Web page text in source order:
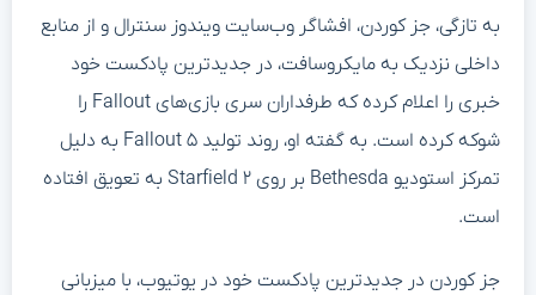
به تازگی، جز کوردن، افشاگر وب‌سایت ویندوز سنترال و از منابع
داخلی نزدیک به مایکروسافت، در جدیدترین پادکست خود
خبری را اعلام کرده که طرفداران سری بازی‌های Fallout را
شوکه کرده است. به گفته او، روند تولید Fallout ۵ به دلیل
تمرکز استودیو Bethesda بر روی Starfield ۲ به تعویق افتاده
است.
جز کوردن در جدیدترین پادکست خود در یوتیوب، با میزبانی